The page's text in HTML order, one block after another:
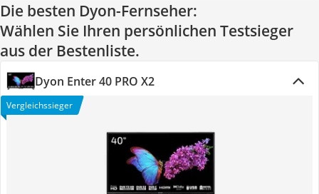
Die besten Dyon-Fernseher:
Wählen Sie Ihren persönlichen Testsieger
aus der Bestenliste.
Dyon Enter 40 PRO X2
Vergleichssieger